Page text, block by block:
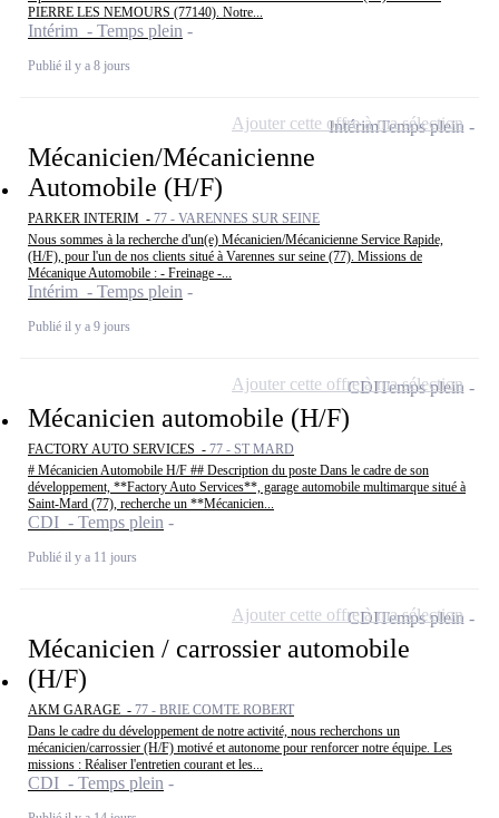
PIERRE LES NEMOURS (77140). Notre...
Intérim - Temps plein
Publié il y a 8 jours
Mécanicien/Mécanicienne
Automobile (H/F)
PARKER INTERIM - 77 - VARENNES SUR SEINE
Nous sommes à la recherche d'un(e) Mécanicien/Mécanicienne Service Rapide,
(H/F), pour l'un de nos clients situé à Varennes sur seine (77). Missions de
Mécanique Automobile : - Freinage -...
Intérim - Temps plein
Publié il y a 9 jours
IntérimTemps plein
Ajouter cette offre à ma sélection
Mécanicien automobile (H/F)
FACTORY AUTO SERVICES - 77 - ST MARD
# Mécanicien Automobile H/F ## Description du poste Dans le cadre de son
développement, **Factory Auto Services**, garage automobile multimarque situé à
Saint-Mard (77), recherche un **Mécanicien...
CDI - Temps plein
Publié il y a 11 jours
CDITemps plein
Ajouter cette offre à ma sélection
Mécanicien / carrossier automobile
(H/F)
AKM GARAGE - 77 - BRIE COMTE ROBERT
Dans le cadre du développement de notre activité, nous recherchons un
mécanicien/carrossier (H/F) motivé et autonome pour renforcer notre équipe. Les
missions : Réaliser l'entretien courant et les...
CDI - Temps plein
CDITemps plein
Ajouter cette offre à ma sélection